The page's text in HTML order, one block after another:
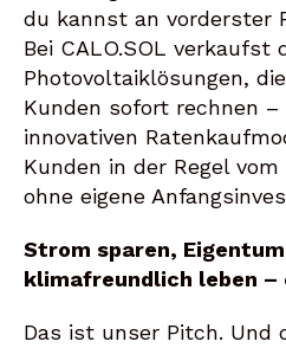
du kannst an vorderster
Bei CALO.SOL verkaufst
Photovoltaiklösungen,
Kunden sofort rechnen –
innovativen
Kunden in der Regel
ohne eigene
Strom sparen,
klimafreundlich leben –
Das ist unser Pitch. Und